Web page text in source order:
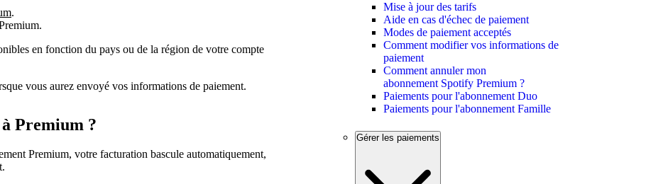
.
en fonction du pays ou de la région de votre compte
vous aurez envoyé vos informations de paiement.
à Premium ?
Premium, votre facturation bascule automatiquement,
Mise à jour des tarifs
Aide en cas d'échec de paiement
Modes de paiement acceptés
Comment modifier vos informations de
paiement
Comment annuler mon
abonnement Spotify Premium ?
Paiements pour l'abonnement Duo
Paiements pour l'abonnement Famille
Gérer les paiements